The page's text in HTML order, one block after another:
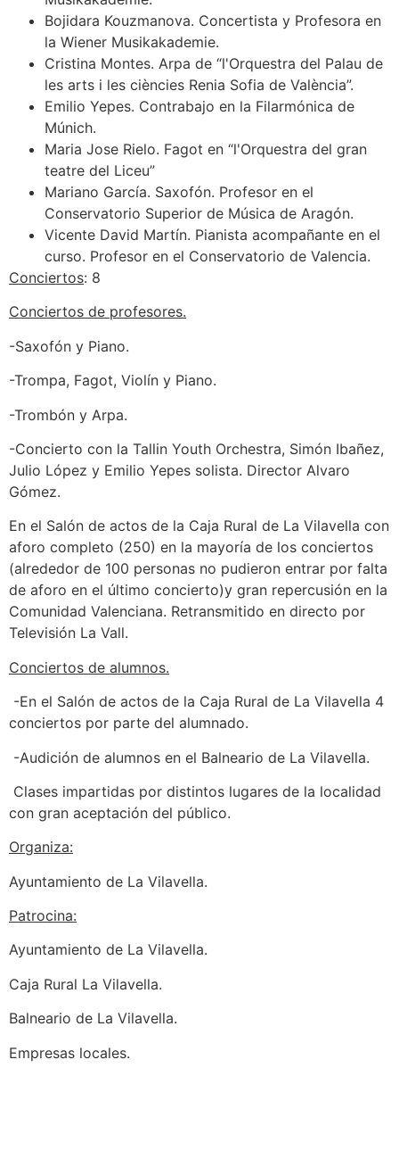
Bojidara Kouzmanova. Concertista y Profesora en
la Wiener Musikakademie.
Cristina Montes. Arpa de “l'Orquestra del Palau de
les arts i les ciències Renia Sofia de València”.
Emilio Yepes. Contrabajo en la Filarmónica de
Múnich.
Maria Jose Rielo. Fagot en “l'Orquestra del gran
teatre del Liceu”
Mariano García. Saxofón. Profesor en el
Conservatorio Superior de Música de Aragón.
Vicente David Martín. Pianista acompañante en el
curso. Profesor en el Conservatorio de Valencia.
Conciertos: 8
Conciertos de profesores.
-Saxofón y Piano.
-Trompa, Fagot, Violín y Piano.
-Trombón y Arpa.
-Concierto con la Tallin Youth Orchestra, Simón Ibañez,
Julio López y Emilio Yepes solista. Director Alvaro
Gómez.
En el Salón de actos de la Caja Rural de La Vilavella con
aforo completo (250) en la mayoría de los conciertos
(alrededor de 100 personas no pudieron entrar por falta
de aforo en el último concierto)y gran repercusión en la
Comunidad Valenciana. Retransmitido en directo por
Televisión La Vall.
Conciertos de alumnos.
-En el Salón de actos de la Caja Rural de La Vilavella 4
conciertos por parte del alumnado.
-Audición de alumnos en el Balneario de La Vilavella.
Clases impartidas por distintos lugares de la localidad
con gran aceptación del público.
Organiza:
Ayuntamiento de La Vilavella.
Patrocina:
Ayuntamiento de La Vilavella.
Caja Rural La Vilavella.
Balneario de La Vilavella.
Empresas locales.